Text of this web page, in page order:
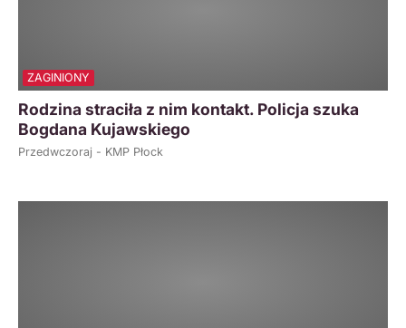
ZAGINIONY
Rodzina straciła z nim kontakt. Policja szuka
Bogdana Kujawskiego
Przedwczoraj - KMP Płock